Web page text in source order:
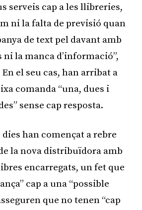
serveis cap a les llibreries,
ni la falta de previsió quan
de text pel davant amb
la manca d’informació”,
el seu cas, han arribat a
comanda “una, dues i
sense cap resposta.
han començat a rebre
la nova distribuïdora amb
encarregats, un fet que
cap a una “possible
que no tenen “cap